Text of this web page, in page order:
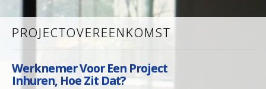
PROJECTOVEREENKOMST
Werknemer Voor Een Project
Inhuren, Hoe Zit Dat?